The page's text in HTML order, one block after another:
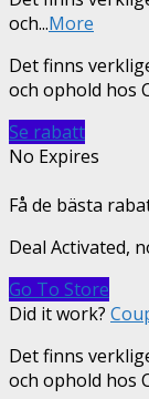
och...More
Det finns
och ophold hos
Se rabatt
No Expires
Få de bästa
Deal Activated,
Go To Store
Did it work?
Det finns
och ophold hos